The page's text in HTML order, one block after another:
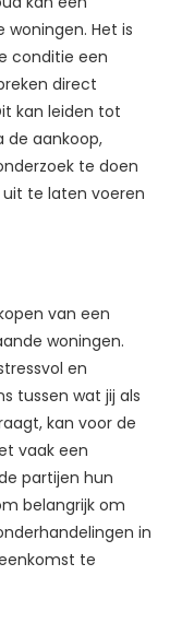
woningen. Het is
conditie een
direct
kan leiden tot
de aankoop,
te doen
te laten voeren
van een
woningen.
en
tussen wat jij als
kan voor de
vaak een
partijen hun
belangrijk om
in
te